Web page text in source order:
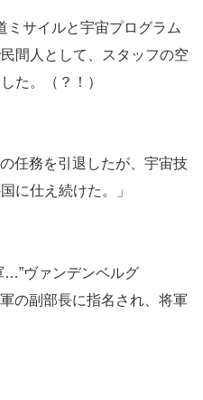
ミサイルと宇宙プログラム
間人として、スタッフの空
た。（？！）
任務を引退したが、宇宙技
に仕え続けた。」
ヴァンデンベルグ
の副部長に指名され、将軍